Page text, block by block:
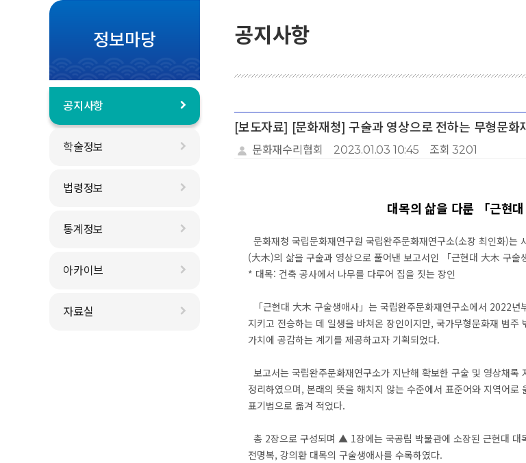
정보마당
공지사항
학술정보
법령정보
통계정보
아카이브
자료실
공지사항
[보도자료] [문화재청] 구술과 영상으로 전하는 무형문화
문화재수리협회 2023.01.03 10:45 조회 3201
대목의 삶을 다룬 「근현
문화재청 국립문화재연구원 국립완주문화재연구소(소장 최인화)
(大木)의 삶을 구술과 영상으로 풀어낸 보고서인 「근현대 大木 구술
* 대목: 건축 공사에서 나무를 다루어 집을 짓는 장인
「근현대 大木 구술생애사」는 국립완주문화재연구소에서 2022
지키고 전승하는 데 일생을 바쳐온 장인이지만, 국가무형문화재 범
가치에 공감하는 계기를 제공하고자 기획되었다.
보고서는 국립완주문화재연구소가 지난해 확보한 구술 및 영상채
정리하였으며, 본래의 뜻을 해치지 않는 수준에서 표준어와 지역어
표기법으로 옮겨 적었다.
총 2장으로 구성되며 ▲ 1장에는 국공립 박물관에 소장된 근현대
전명복, 강의환 대목의 구술생애사를 수록하였다.